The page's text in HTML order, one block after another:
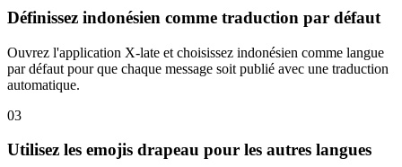
Définissez indonésien comme traduction par défaut
Ouvrez l'application X-late et choisissez indonésien comme langue
par défaut pour que chaque message soit publié avec une traduction
automatique.
03
Utilisez les emojis drapeau pour les autres langues